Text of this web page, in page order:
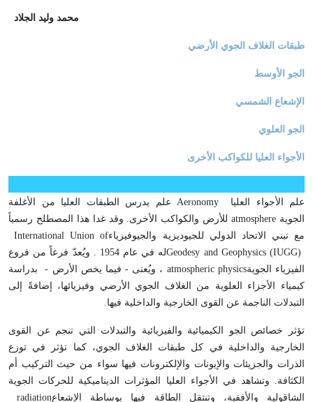
محمد وليد الجلاد
طبقات الغلاف الجوي الأرضي
الجو الأوسط
الإشعاع الشمسي
الجو العلوي
الأجواء العليا للكواكب الأخرى
علم الأجواء العليا Aeronomy علم يدرس الطبقات العليا من الأغلفة
الجوية atmosphere للأرض والكواكب الأخرى. وقد غدا هذا المصطلح رسمياً
مع تبني الاتحاد الدولي للجيوديزية والجيوفيزياءInternational Union of
Geodesy and Geophysics (IUGG)
له في عام 1954 . ويُعدّ فرعاً من فروع
الفيزياء الجويةatmospheric physics ، ويُعنى - فيما يخص الأرض - بدراسة
كيمياء الأجزاء العلوية من الغلاف الجوي الأرضي وفيزيائها، إضافةً إلى
التبدلات الناجمة عن القوى الخارجية والداخلية فيها.
تؤثر خصائص الجو الكيميائية والفيزيائية والتبدلات التي تنجم عن القوى
الخارجية والداخلية في كل طبقات الغلاف الجوي، كما تؤثر في توزع
الذرات والجزيئات والإيونات والإلكترونات فيها سواء من حيث التركيب أم
الكثافة. وتشاهد في الأجواء العليا المؤثرات الديناميكية للحركات الجوية
الشاقولية والأفقية، وتنتقل الطاقة فيها بوساطة الإشعاعradiation